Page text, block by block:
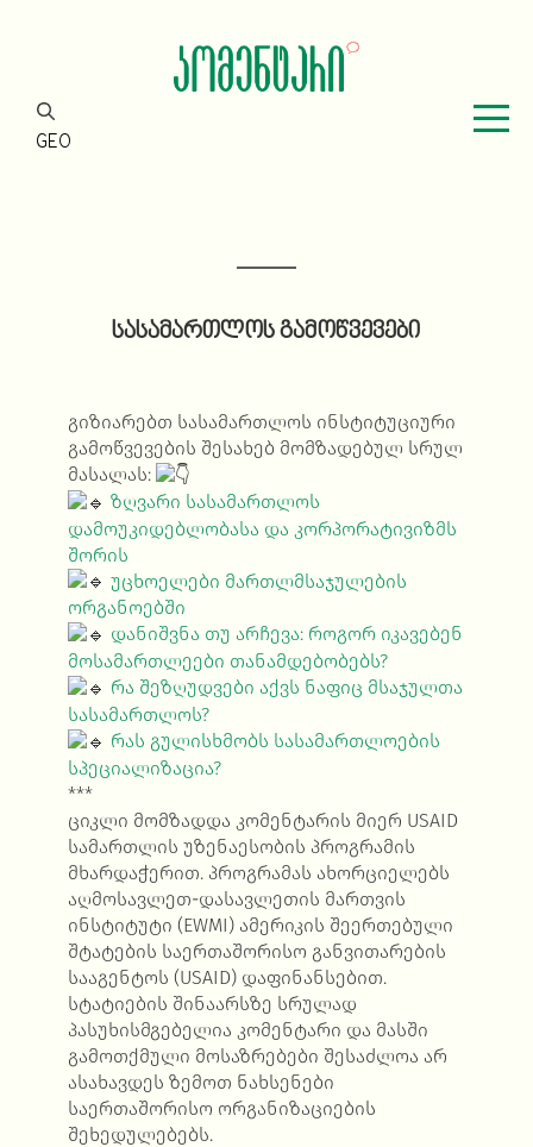
GEO
სასამართლოს გამოწვევები
გიზიარებთ სასამართლოს ინსტიტუციური
გამოწვევების შესახებ მომზადებულ სრულ
მასალას:
ზღვარი სასამართლოს
დამოუკიდებლობასა და კორპორატივიზმს
შორის
უცხოელები მართლმსაჯულების
ორგანოებში
დანიშვნა თუ არჩევა: როგორ იკავებენ
მოსამართლეები თანამდებობებს?
რა შეზღუდვები აქვს ნაფიც მსაჯულთა
სასამართლოს?
რას გულისხმობს სასამართლოების
სპეციალიზაცია?
***
ციკლი მომზადდა კომენტარის მიერ USAID
სამართლის უზენაესობის პროგრამის
მხარდაჭერით. პროგრამას ახორციელებს
აღმოსავლეთ-დასავლეთის მართვის
ინსტიტუტი (EWMI) ამერიკის შეერთებული
შტატების საერთაშორისო განვითარების
სააგენტოს (USAID) დაფინანსებით.
სტატიების შინაარსზე სრულად
პასუხისმგებელია კომენტარი და მასში
გამოთქმული მოსაზრებები შესაძლოა არ
ასახავდეს ზემოთ ნახსენები
საერთაშორისო ორგანიზაციების
შეხედულებებს.